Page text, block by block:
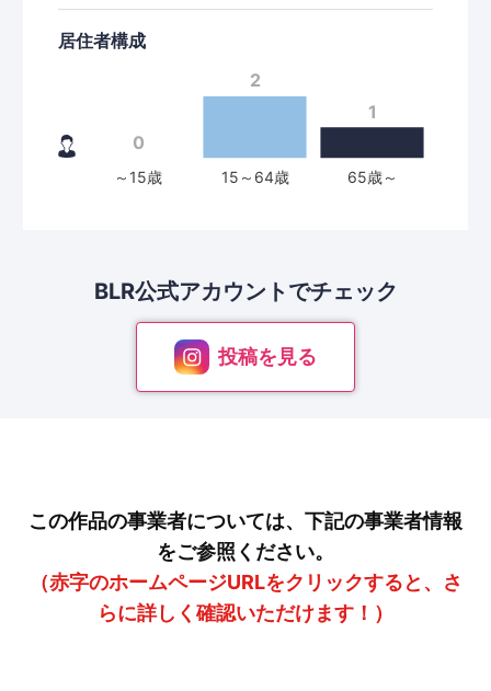
居住者構成
BLR公式アカウントでチェック
投稿を見る
この作品の事業者については、下記の事業者情報
をご参照ください。
（赤字のホームページURLをクリックすると、さ
らに詳しく確認いただけます！）